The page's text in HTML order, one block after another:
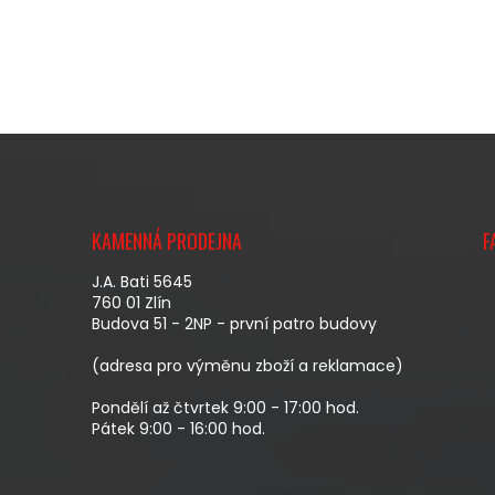
KAMENNÁ PRODEJNA
J.A. Bati 5645
760 01 Zlín
Budova 51 - 2NP - první patro budovy
(adresa pro výměnu zboží a reklamace)
Pondělí až čtvrtek 9:00 - 17:00 hod.
Pátek 9:00 - 16:00 hod.